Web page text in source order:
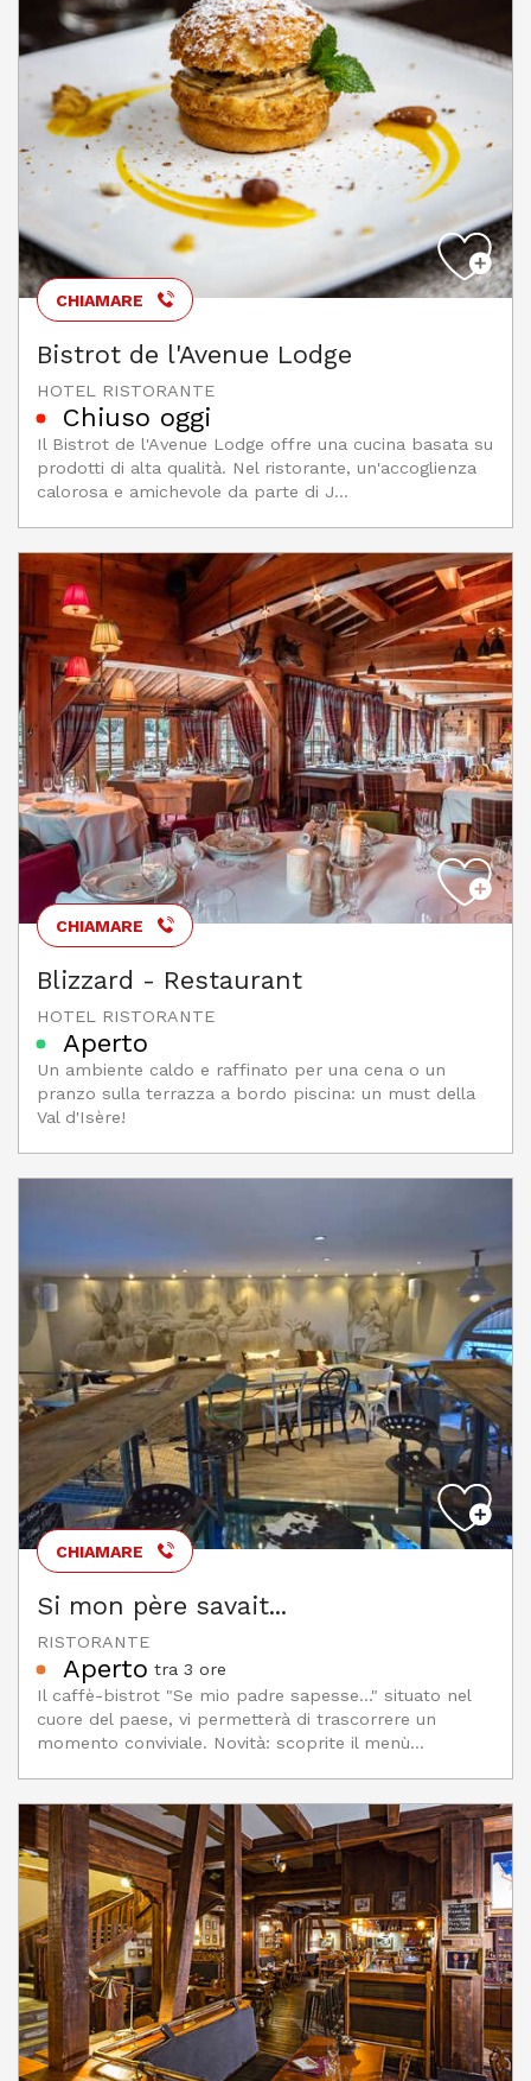
CHIAMARE
Bistrot de l'Avenue Lodge
HOTEL RISTORANTE
Chiuso oggi
Il Bistrot de l'Avenue Lodge offre una cucina basata su
prodotti di alta qualità. Nel ristorante, un'accoglienza
calorosa e amichevole da parte di J...
CHIAMARE
Blizzard - Restaurant
HOTEL RISTORANTE
Aperto
Un ambiente caldo e raffinato per una cena o un
pranzo sulla terrazza a bordo piscina: un must della
Val d'Isère!
CHIAMARE
Si mon père savait...
RISTORANTE
Aperto tra 3 ore
Il caffè-bistrot "Se mio padre sapesse..." situato nel
cuore del paese, vi permetterà di trascorrere un
momento conviviale. Novità: scoprite il menù...